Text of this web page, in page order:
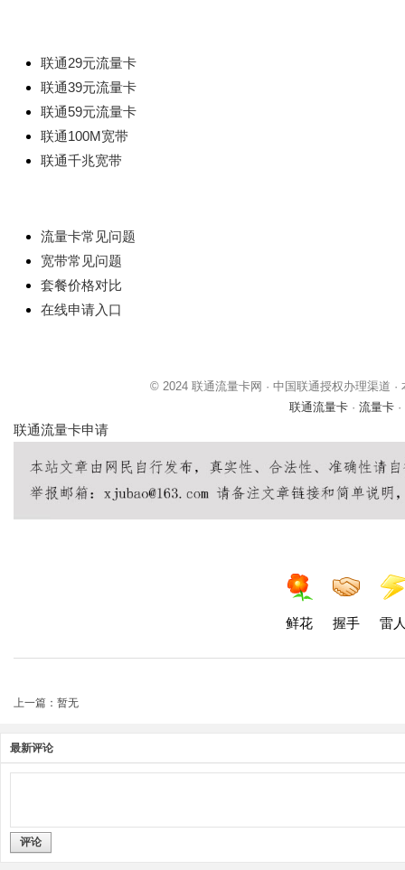
联通29元流量卡
联通39元流量卡
联通59元流量卡
联通100M宽带
联通千兆宽带
流量卡常见问题
宽带常见问题
套餐价格对比
在线申请入口
© 2024 联通流量卡网 · 中国联通授权办理渠道
联通流量卡· 流量卡·
联通流量卡申请
鲜花 握手 雷
上一篇：暂无
最新评论
评论